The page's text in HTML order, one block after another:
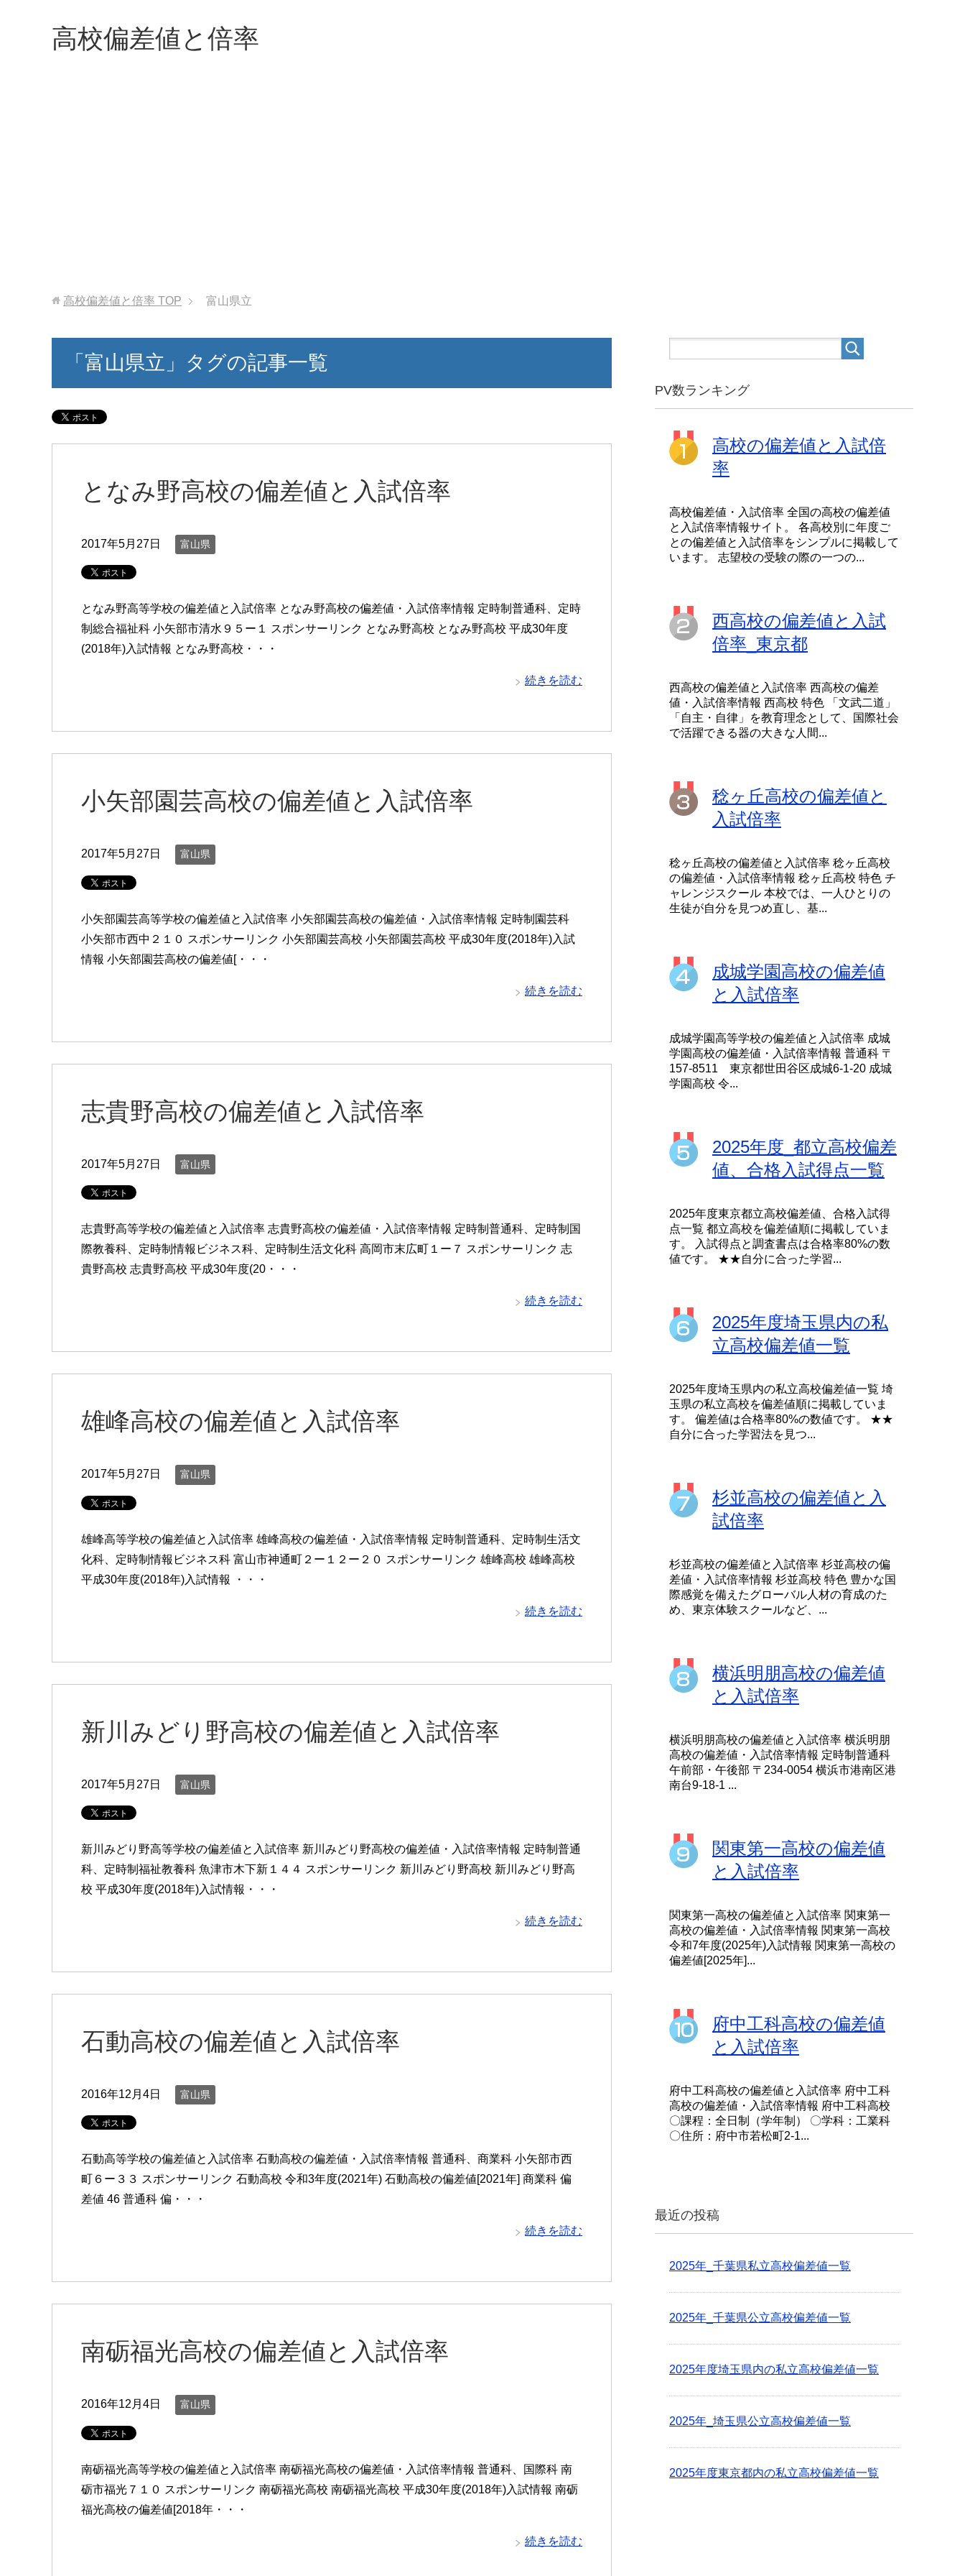
高校偏差値と倍率
高校偏差値と倍率 TOP 富山県立
「富山県立」タグの記事一覧
となみ野高校の偏差値と入試倍率
2017年5月27日 富山県
となみ野高等学校の偏差値と入試倍率 となみ野高校の偏差値・入試倍率情報 定時制普通科、定時
制総合福祉科 小矢部市清水９５ー１ スポンサーリンク となみ野高校 となみ野高校 平成30年度
(2018年)入試情報 となみ野高校・・・
続きを読む
小矢部園芸高校の偏差値と入試倍率
2017年5月27日 富山県
小矢部園芸高等学校の偏差値と入試倍率 小矢部園芸高校の偏差値・入試倍率情報 定時制園芸科
小矢部市西中２１０ スポンサーリンク 小矢部園芸高校 小矢部園芸高校 平成30年度(2018年)入試
情報 小矢部園芸高校の偏差値[・・・
続きを読む
志貴野高校の偏差値と入試倍率
2017年5月27日 富山県
志貴野高等学校の偏差値と入試倍率 志貴野高校の偏差値・入試倍率情報 定時制普通科、定時制国
際教養科、定時制情報ビジネス科、定時制生活文化科 高岡市末広町１ー７ スポンサーリンク 志
貴野高校 志貴野高校 平成30年度(20・・・
続きを読む
雄峰高校の偏差値と入試倍率
2017年5月27日 富山県
雄峰高等学校の偏差値と入試倍率 雄峰高校の偏差値・入試倍率情報 定時制普通科、定時制生活文
化科、定時制情報ビジネス科 富山市神通町２ー１２ー２０ スポンサーリンク 雄峰高校 雄峰高校
平成30年度(2018年)入試情報 ・・・
続きを読む
新川みどり野高校の偏差値と入試倍率
2017年5月27日 富山県
新川みどり野高等学校の偏差値と入試倍率 新川みどり野高校の偏差値・入試倍率情報 定時制普通
科、定時制福祉教養科 魚津市木下新１４４ スポンサーリンク 新川みどり野高校 新川みどり野高
校 平成30年度(2018年)入試情報・・・
続きを読む
石動高校の偏差値と入試倍率
2016年12月4日 富山県
石動高等学校の偏差値と入試倍率 石動高校の偏差値・入試倍率情報 普通科、商業科 小矢部市西
町６ー３３ スポンサーリンク 石動高校 令和3年度(2021年) 石動高校の偏差値[2021年] 商業科 偏
差値 46 普通科 偏・・・
続きを読む
南砺福光高校の偏差値と入試倍率
2016年12月4日 富山県
南砺福光高等学校の偏差値と入試倍率 南砺福光高校の偏差値・入試倍率情報 普通科、国際科 南
砺市福光７１０ スポンサーリンク 南砺福光高校 南砺福光高校 平成30年度(2018年)入試情報 南砺
福光高校の偏差値[2018年・・・
続きを読む
PV数ランキング
高校の偏差値と入試倍
率
高校偏差値・入試倍率 全国の高校の偏差値
と入試倍率情報サイト。 各高校別に年度ご
との偏差値と入試倍率をシンプルに掲載して
います。 志望校の受験の際の一つの...
西高校の偏差値と入試
倍率_東京都
西高校の偏差値と入試倍率 西高校の偏差
値・入試倍率情報 西高校 特色 「文武二道」
「自主・自律」を教育理念として、国際社会
で活躍できる器の大きな人間...
稔ヶ丘高校の偏差値と
入試倍率
稔ヶ丘高校の偏差値と入試倍率 稔ヶ丘高校
の偏差値・入試倍率情報 稔ヶ丘高校 特色 チ
ャレンジスクール 本校では、一人ひとりの
生徒が自分を見つめ直し、基...
成城学園高校の偏差値
と入試倍率
成城学園高等学校の偏差値と入試倍率 成城
学園高校の偏差値・入試倍率情報 普通科 〒
157-8511 東京都世田谷区成城6-1-20 成城
学園高校 令...
2025年度_都立高校偏差
値、合格入試得点一覧
2025年度東京都立高校偏差値、合格入試得
点一覧 都立高校を偏差値順に掲載していま
す。 入試得点と調査書点は合格率80%の数
値です。 ★★自分に合った学習...
2025年度埼玉県内の私
立高校偏差値一覧
2025年度埼玉県内の私立高校偏差値一覧 埼
玉県の私立高校を偏差値順に掲載していま
す。 偏差値は合格率80%の数値です。 ★★
自分に合った学習法を見つ...
杉並高校の偏差値と入
試倍率
杉並高校の偏差値と入試倍率 杉並高校の偏
差値・入試倍率情報 杉並高校 特色 豊かな国
際感覚を備えたグローバル人材の育成のた
め、東京体験スクールなど、...
横浜明朋高校の偏差値
と入試倍率
横浜明朋高校の偏差値と入試倍率 横浜明朋
高校の偏差値・入試倍率情報 定時制普通科
午前部・午後部 〒234-0054 横浜市港南区港
南台9-18-1 ...
関東第一高校の偏差値
と入試倍率
関東第一高校の偏差値と入試倍率 関東第一
高校の偏差値・入試倍率情報 関東第一高校
令和7年度(2025年)入試情報 関東第一高校の
偏差値[2025年]...
府中工科高校の偏差値
と入試倍率
府中工科高校の偏差値と入試倍率 府中工科
高校の偏差値・入試倍率情報 府中工科高校
〇課程：全日制（学年制） 〇学科：工業科
〇住所：府中市若松町2-1...
最近の投稿
2025年_千葉県私立高校偏差値一覧
2025年_千葉県公立高校偏差値一覧
2025年度埼玉県内の私立高校偏差値一覧
2025年_埼玉県公立高校偏差値一覧
2025年度東京都内の私立高校偏差値一覧